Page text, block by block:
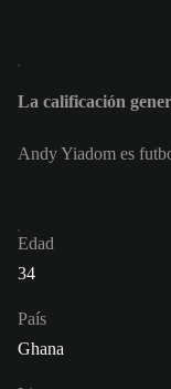
La calificación
Andy Yiadom es
Edad
34
País
Ghana